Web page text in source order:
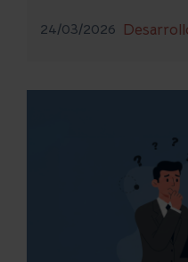
24/03/2026